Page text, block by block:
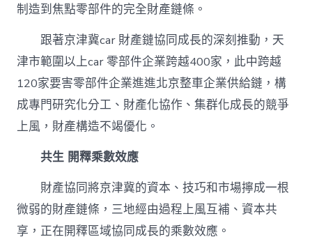
制造到焦點零部件的完全財產鏈條。
跟著京津冀car 財產鏈協同成長的深刻推動，天
津市範圍以上car 零部件企業跨越400家，此中跨越
120家要害零部件企業進進北京整車企業供給鏈，構
成專門研究化分工、財產化協作、集群化成長的競爭
上風，財產構造不竭優化。
共生 開釋乘數效應
財產協同將京津冀的資本、技巧和市場擰成一根
微弱的財產鏈條，三地經由過程上風互補、資本共
享，正在開釋區域協同成長的乘數效應。